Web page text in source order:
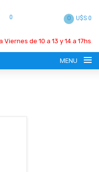
0 0 U$S 0
de 10 a 13 y 14 a 17hs
MENU